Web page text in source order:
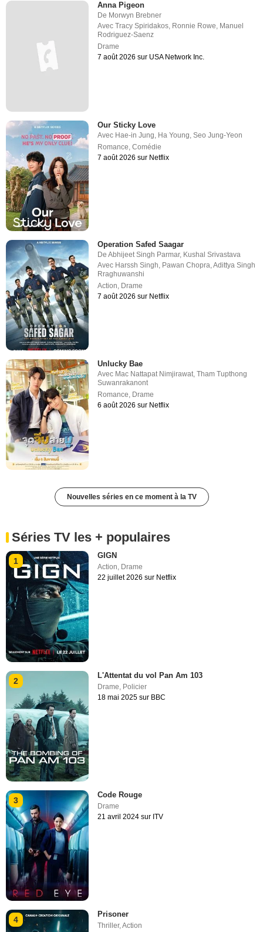
Anna Pigeon
De Morwyn Brebner
AvecTracy Spiridakos, Ronnie Rowe, Manuel
Rodriguez-Saenz
Drame
7 août 2026 sur USA Network Inc.
Our Sticky Love
Avec Hae-in Jung Ha Young ,Seo Jung-Yeon
Romance ,Comédie
7 août 2026 sur Netflix
Operation Safed Saagar
DeAbhijeet Singh Parmar, Kushal Srivastava
Avec Harssh Singh, Pawan Chopra,Adittya Singh
Rraghuwanshi
Action, Drame
7 août 2026 sur Netflix
Unlucky Bae
Avec Mac Nattapat Nimjirawat,Tham Tupthong
Suwanrakanont
Romance, Drame
6 août 2026 sur Netflix
Nouvelles séries en ce moment à la TV
Séries TV les + populaires
1
GIGN
Action, Drame
22 juillet 2026 sur Netflix
2
L'Attentat du vol Pan Am 103
Drame Policier
18 mai 2025 sur BBC
3
Code Rouge
Drame
21 avril 2024 sur ITV
4
Prisoner
Thriller,Action